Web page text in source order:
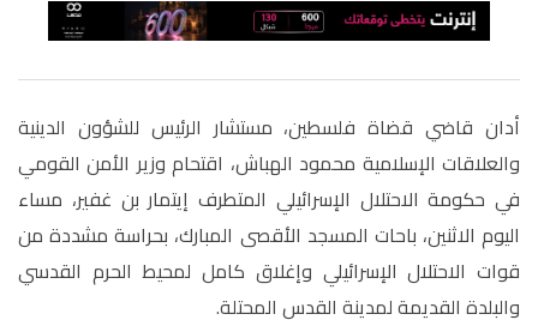
أدان قاضي قضاة فلسطين، مستشار الرئيس للشؤون الدينية
والعلاقات الإسلامية محمود الهباش، اقتحام وزير الأمن القومي
في حكومة الاحتلال الإسرائيلي المتطرف إيتمار بن غفير، مساء
اليوم الاثنين، باحات المسجد الأقصى المبارك، بحراسة مشددة من
قوات الاحتلال الإسرائيلي وإغلاق كامل لمحيط الحرم القدسي
والبلدة القديمة لمدينة القدس المحتلة.